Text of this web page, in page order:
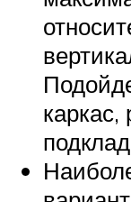
каркас,